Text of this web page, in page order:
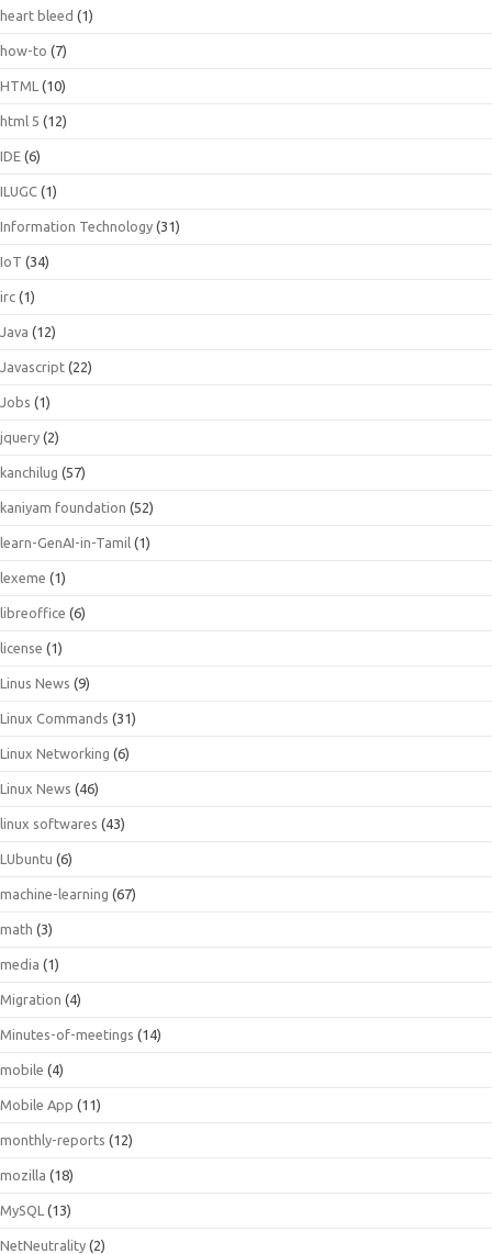
heart bleed (1)
how-to (7)
HTML (10)
html 5 (12)
IDE (6)
ILUGC (1)
Information Technology (31)
IoT (34)
irc (1)
Java (12)
Javascript (22)
Jobs (1)
jquery (2)
kanchilug (57)
kaniyam foundation (52)
learn-GenAI-in-Tamil (1)
lexeme (1)
libreoffice (6)
license (1)
Linus News (9)
Linux Commands (31)
Linux Networking (6)
Linux News (46)
linux softwares (43)
LUbuntu (6)
machine-learning (67)
math (3)
media (1)
Migration (4)
Minutes-of-meetings (14)
mobile (4)
Mobile App (11)
monthly-reports (12)
mozilla (18)
MySQL (13)
NetNeutrality (2)